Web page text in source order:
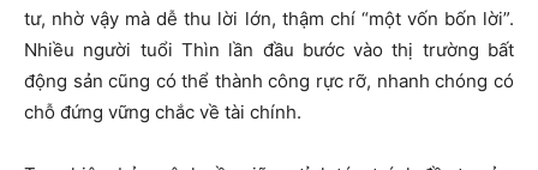
tư, nhờ vậy mà dễ thu lời lớn, thậm chí “một vốn bốn lời”.
Nhiều người tuổi Thìn lần đầu bước vào thị trường bất
động sản cũng có thể thành công rực rỡ, nhanh chóng có
chỗ đứng vững chắc về tài chính.